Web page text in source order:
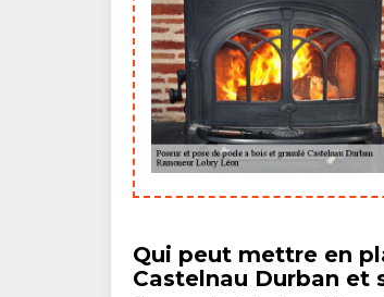
Qui peut mettre en
Castelnau Durban et